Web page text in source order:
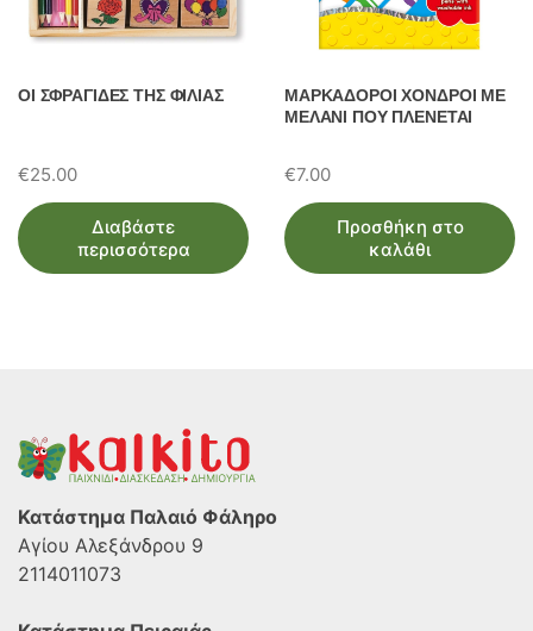
ΟΙ ΣΦΡΑΓΙΔΕΣ ΤΗΣ ΦΙΛΙΑΣ
€25.00
Διαβάστε
περισσότερα
ΜΑΡΚΑΔΟΡΟΙ ΧΟΝΔΡΟΙ ΜΕ
ΜΕΛΑΝΙ ΠΟΥ ΠΛΕΝΕΤΑΙ
€7.00
Προσθήκη στο
καλάθι
Κατάστημα Παλαιό Φάληρο
Αγίου Αλεξάνδρου 9
2114011073